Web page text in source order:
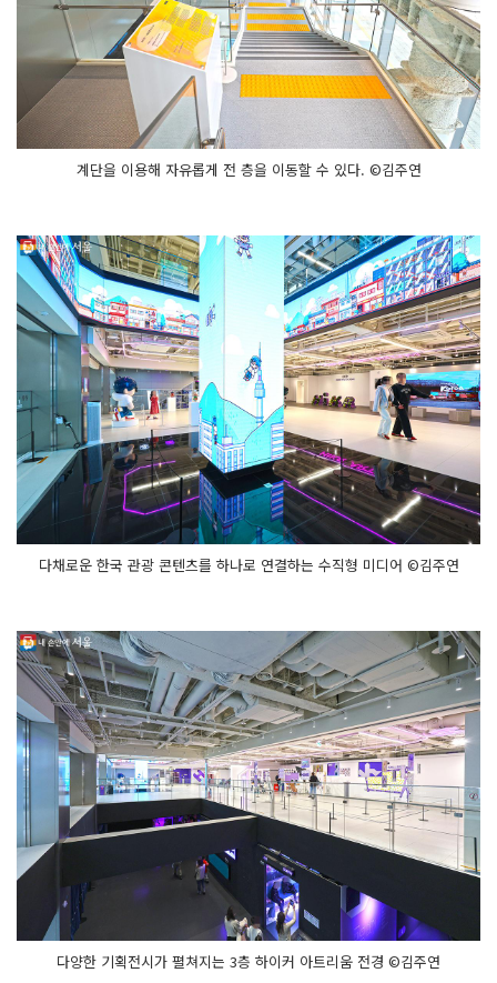
계단을 이용해 자유롭게 전 층을 이동할 수 있다. ©김주연
다채로운 한국 관광 콘텐츠를 하나로 연결하는 수직형 미디어 ©김주연
다양한 기획전시가 펼쳐지는 3층 하이커 아트리움 전경 ©김주연